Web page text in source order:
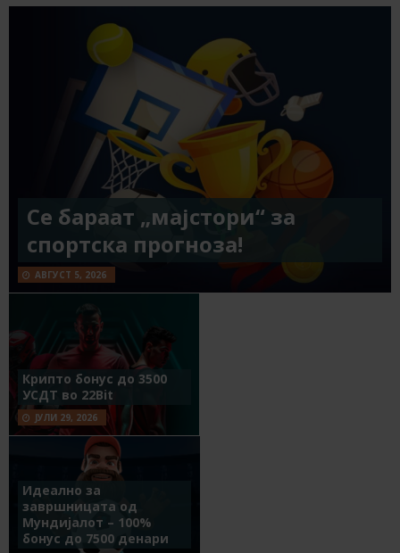
Се бараат „мајстори“ за
спортска прогноза!
АВГУСТ 5, 2026
Крипто бонус до 3500
УСДТ во 22Bit
ЈУЛИ 29, 2026
Идеално за
завршницата од
Мундијалот – 100%
бонус до 7500 денари